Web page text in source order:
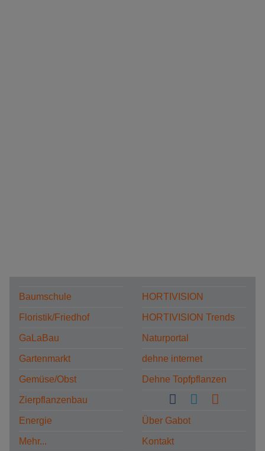
Baumschule
Floristik/Friedhof
GaLaBau
Gartenmarkt
Gemüse/Obst
Zierpflanzenbau
Energie
Mehr...
HORTIVISION
HORTIVISION Trends
Naturportal
dehne internet
Dehne Topfpflanzen
Über Gabot
Kontakt